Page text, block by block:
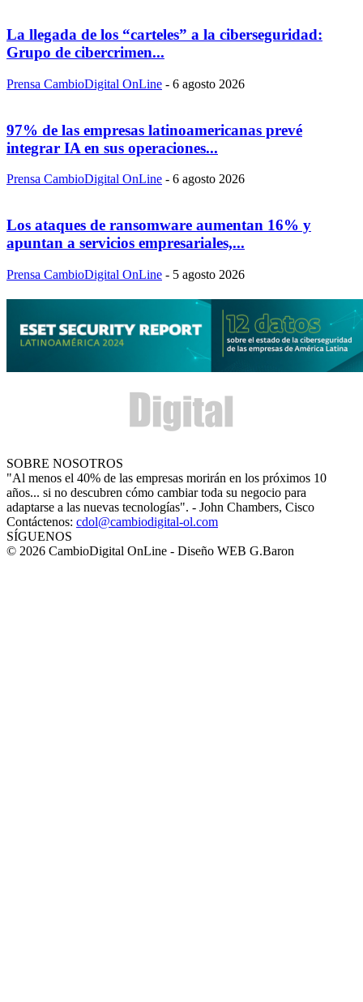
La llegada de los “carteles” a la ciberseguridad:
Grupo de cibercrimen...
Prensa CambioDigital OnLine - 6 agosto 2026
97% de las empresas latinoamericanas prevé
integrar IA en sus operaciones...
Prensa CambioDigital OnLine - 6 agosto 2026
Los ataques de ransomware aumentan 16% y
apuntan a servicios empresariales,...
Prensa CambioDigital OnLine - 5 agosto 2026
SOBRE NOSOTROS
"Al menos el 40% de las empresas morirán en los próximos 10
años... si no descubren cómo cambiar toda su negocio para
adaptarse a las nuevas tecnologías". - John Chambers, Cisco
Contáctenos: cdol@cambiodigital-ol.com
SÍGUENOS
© 2026 CambioDigital OnLine - Diseño WEB G.Baron